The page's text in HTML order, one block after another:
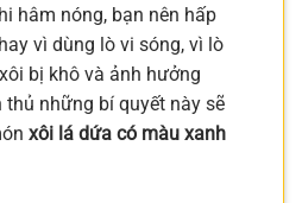
hâm nóng, bạn nên hấp
vì dùng lò vi sóng, vì lò
bị khô và ảnh hưởng
thủ những bí quyết này sẽ
xôi lá dứa có màu xanh